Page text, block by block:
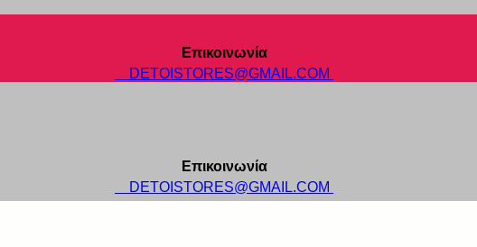
Επικοινωνία
DETOISTORES@GMAIL.COM
Επικοινωνία
DETOISTORES@GMAIL.COM